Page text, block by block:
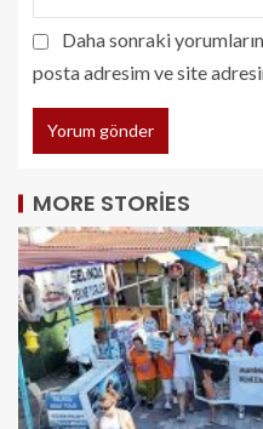
Daha sonraki
posta adresim ve site
MORE STORIES